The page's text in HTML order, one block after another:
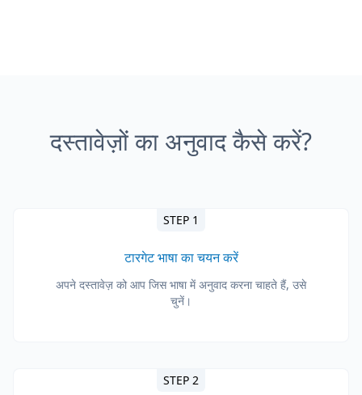
दस्तावेज़ों का अनुवाद कैसे करें?
STEP 1
टारगेट भाषा का चयन करें
अपने दस्तावेज़ को आप जिस भाषा में अनुवाद करना चाहते हैं, उसे
चुनें।
STEP 2